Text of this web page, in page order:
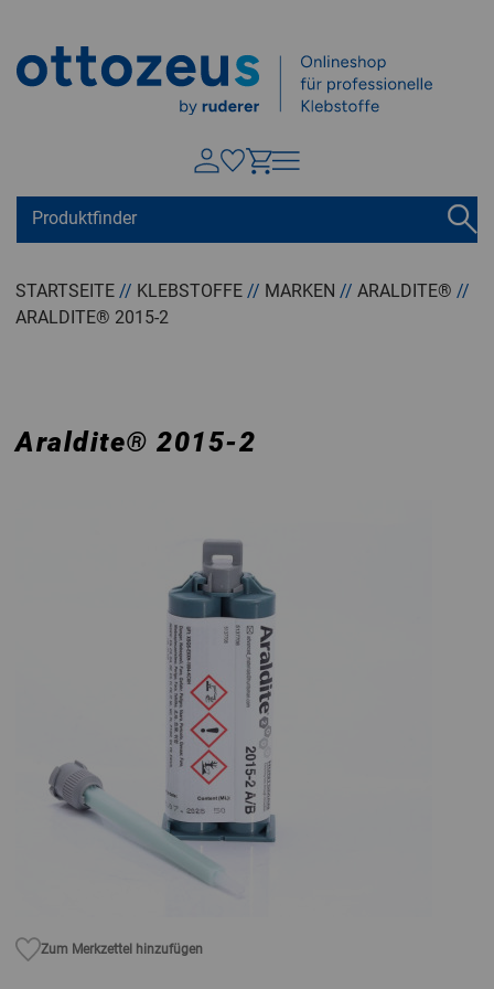
Springen zu
Tastaturkurzbefehle
Konto
STARTSEITE // KLEBSTOFFE // MARKEN // ARALDITE® //
ARALDITE® 2015-2
Araldite® 2015-2
Zum Merkzettel hinzufügen